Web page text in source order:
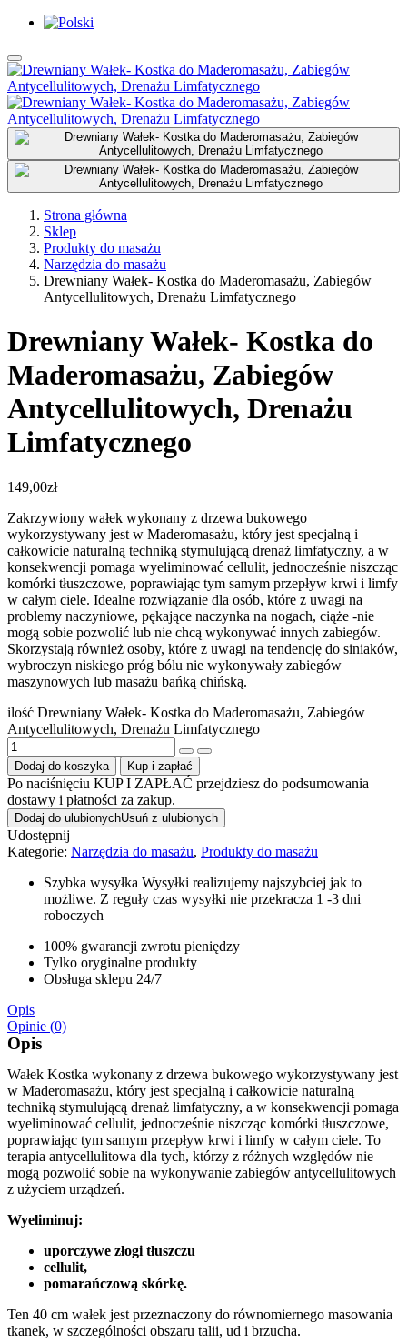
Strona główna
Sklep
Produkty do masażu
Narzędzia do masażu
Drewniany Wałek- Kostka do Maderomasażu, Zabiegów
Antycellulitowych, Drenażu Limfatycznego
Drewniany Wałek- Kostka do
Maderomasażu, Zabiegów
Antycellulitowych, Drenażu
Limfatycznego
149,00zł
Zakrzywiony wałek wykonany z drzewa bukowego
wykorzystywany jest w Maderomasażu, który jest specjalną i
całkowicie naturalną techniką stymulującą drenaż limfatyczny, a w
konsekwencji pomaga wyeliminować cellulit, jednocześnie niszcząc
komórki tłuszczowe, poprawiając tym samym przepływ krwi i limfy
w całym ciele. Idealne rozwiązanie dla osób, które z uwagi na
problemy naczyniowe, pękające naczynka na nogach, ciąże -nie
mogą sobie pozwolić lub nie chcą wykonywać innych zabiegów.
Skorzystają również osoby, które z uwagi na tendencję do siniaków,
wybroczyn niskiego próg bólu nie wykonywały zabiegów
maszynowych lub masażu bańką chińską.
ilość Drewniany Wałek- Kostka do Maderomasażu, Zabiegów
Antycellulitowych, Drenażu Limfatycznego
Dodaj do koszyka Kup i zapłać
Po naciśnięciu KUP I ZAPŁAĆ przejdziesz do podsumowania
dostawy i płatności za zakup.
Dodaj do ulubionychUsuń z ulubionych
Udostępnij
Kategorie: Narzędzia do masażu, Produkty do masażu
Szybka wysyłka Wysyłki realizujemy najszybciej jak to
możliwe. Z reguły czas wysyłki nie przekracza 1 -3 dni
roboczych
100% gwarancji zwrotu pieniędzy
Tylko oryginalne produkty
Obsługa sklepu 24/7
Opis
Opinie (0)
Opis
Wałek Kostka wykonany z drzewa bukowego wykorzystywany jest
w Maderomasażu, który jest specjalną i całkowicie naturalną
techniką stymulującą drenaż limfatyczny, a w konsekwencji pomaga
wyeliminować cellulit, jednocześnie niszcząc komórki tłuszczowe,
poprawiając tym samym przepływ krwi i limfy w całym ciele. To
terapia antycellulitowa dla tych, którzy z różnych względów nie
mogą pozwolić sobie na wykonywanie zabiegów antycellulitowych
z użyciem urządzeń.
Wyeliminuj:
uporczywe złogi tłuszczu
cellulit,
pomarańczową skórkę.
Ten 40 cm wałek jest przeznaczony do równomiernego masowania
tkanek, w szczególności obszaru talii, ud i brzucha.